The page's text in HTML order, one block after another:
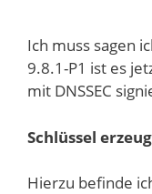
Ich muss sagen
9.8.1-P1 ist es
mit DNSSEC
Schlüssel
Hierzu befinde